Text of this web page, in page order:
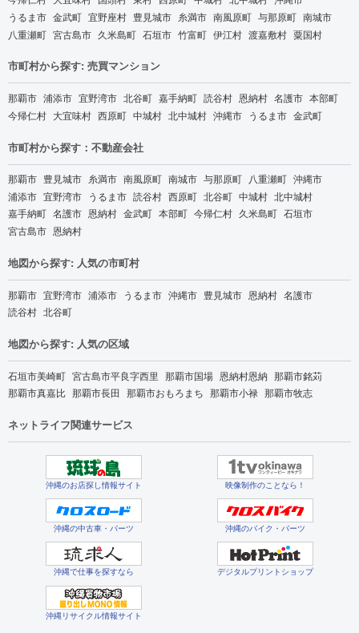
うるま市 金武町 宜野座村 豊見城市 糸満市 南風原町 与那原町 南城市
八重瀬町 宮古島市 久米島町 石垣市 竹富町 伊江村 渡嘉敷村 粟国村
市町村から探す: 売買マンション
那覇市 浦添市 宜野湾市 北谷町 嘉手納町 読谷村 恩納村 名護市 本部町
今帰仁村 大宜味村 西原町 中城村 北中城村 沖縄市 うるま市 金武町
市町村から探す：不動産会社
那覇市 豊見城市 糸満市 南風原町 南城市 与那原町 八重瀬町 沖縄市
浦添市 宜野湾市 うるま市 読谷村 西原町 北谷町 中城村 北中城村
嘉手納町 名護市 恩納村 金武町 本部町 今帰仁村 久米島町 石垣市
宮古島市 恩納村
地図から探す: 人気の市町村
那覇市 宜野湾市 浦添市 うるま市 沖縄市 豊見城市 恩納村 名護市
読谷村 北谷町
地図から探す: 人気の区域
石垣市美崎町 宮古島市平良字西里 那覇市国場 恩納村恩納 那覇市銘苅
那覇市真嘉比 那覇市長田 那覇市おもろまち 那覇市小禄 那覇市牧志
ネットライフ関連サービス
沖縄のお店探し情報サイト 映像制作のことなら！
沖縄の中古車・パーツ 沖縄のバイク・パーツ
沖縄で仕事を探すなら デジタルプリントショップ
沖縄リサイクル情報サイト